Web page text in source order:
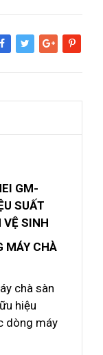
Tweet Google+Pinterest
GM-
SUẤT
VỆ SINH
MÁY CHÀ
chà sàn
hiệu
dòng máy